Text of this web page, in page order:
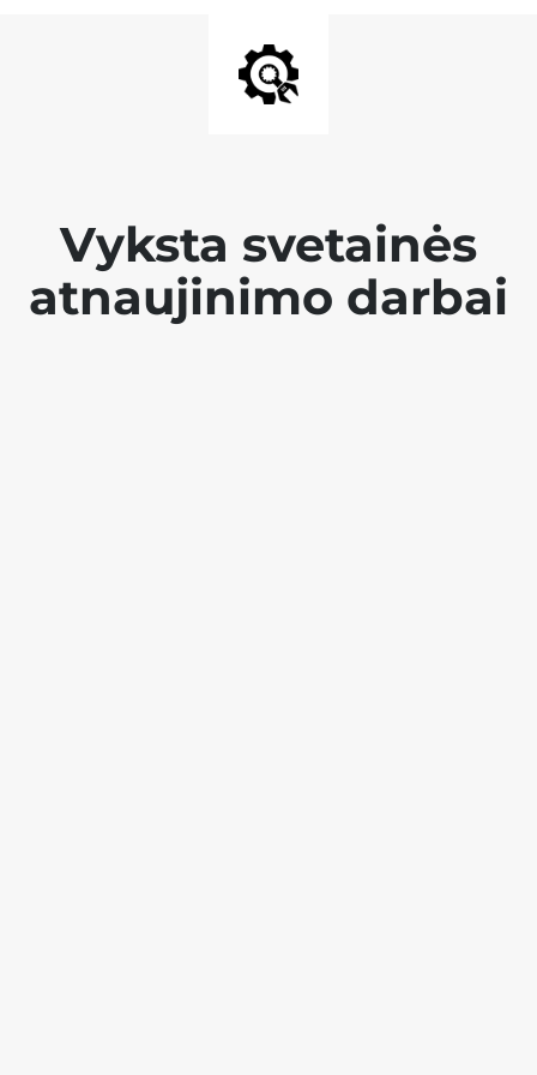
Vyksta svetainės
atnaujinimo darbai